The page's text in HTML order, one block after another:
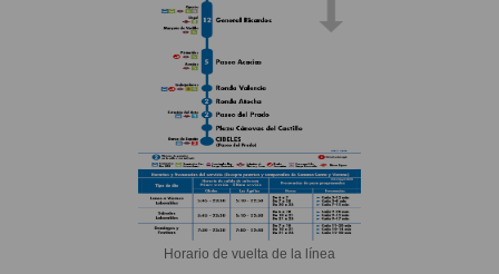
Horario de vuelta de la línea